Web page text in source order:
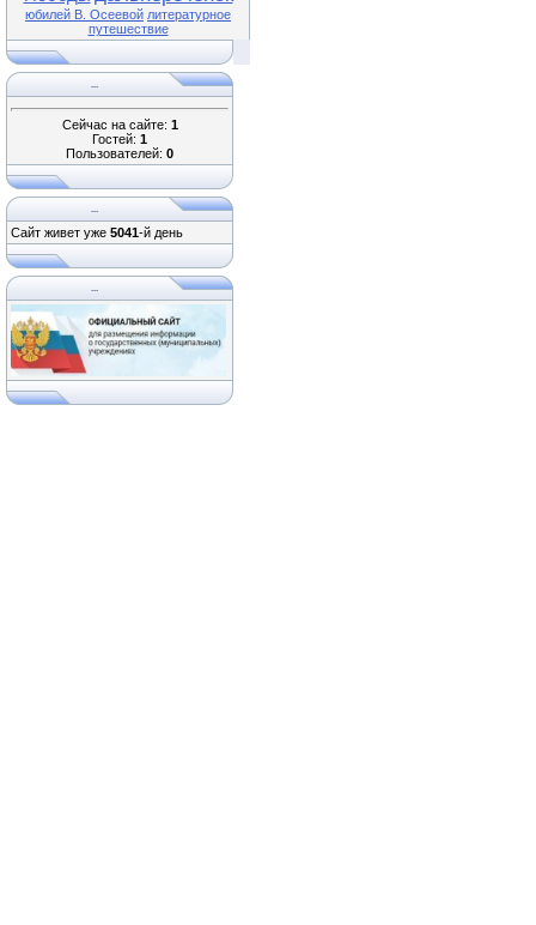
юбилей В. Осеевой литературное
путешествие
...
Сейчас на сайте: 1
Гостей: 1
Пользователей: 0
...
Сайт живет уже 5041-й день
...